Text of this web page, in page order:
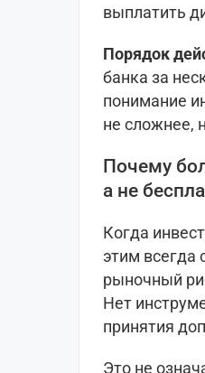
выплатить
Порядок
банка за
понимание
не сложнее,
Почему
а не
Когда
этим всегда
рыночный
Нет
принятия
Это не